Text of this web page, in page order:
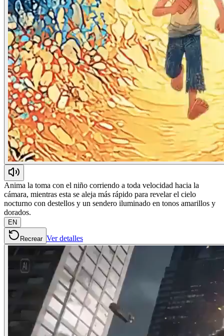
Anima la toma con el niño corriendo a toda velocidad hacia la
cámara, mientras esta se aleja más rápido para revelar el cielo
nocturno con destellos y un sendero iluminado en tonos amarillos y
dorados.
EN
Recrear Ver detalles